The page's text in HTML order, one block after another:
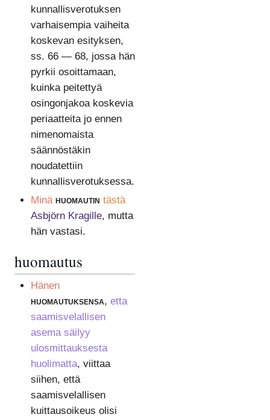
kunnallisverotuksen
varhaisempia vaiheita
koskevan esityksen,
ss. 66 — 68, jossa hän
pyrkii osoittamaan,
kuinka peitettyä
osingonjakoa koskevia
periaatteita jo ennen
nimenomaista
säännöstäkin
noudatettiin
kunnallisverotuksessa.
Minä huomautin tästä
Asbjörn Kragille, mutta
hän vastasi.
huomautus
Hänen
huomautuksensa, etta
saamisvelallisen
asema säilyy
ulosmittauksesta
huolimatta, viittaa
siihen, että
saamisvelallisen
kuittausoikeus olisi